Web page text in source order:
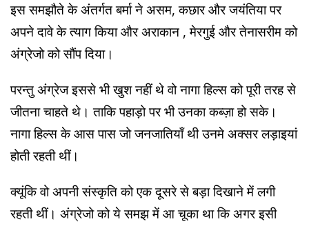
इस समझौते के अंतर्गत बर्मा ने असम, कछार और जयंतिया पर
अपने दावे के त्याग किया और अराकान , मेरगुई और तेनासरीम को
अंग्रेजो को सौंप दिया।
परन्तु अंग्रेज इससे भी खुश नहीं थे वो नागा हिल्स को पूरी तरह से
जीतना चाहते थे। ताकि पहाड़ो पर भी उनका कब्ज़ा हो सके।
नागा हिल्स के आस पास जो जनजातियाँ थी उनमे अक्सर लड़ाइयां
होती रहती थीं।
क्यूंकि वो अपनी संस्कृति को एक दूसरे से बड़ा दिखाने में लगी
रहती थीं। अंग्रेजो को ये समझ में आ चूका था कि अगर इसी